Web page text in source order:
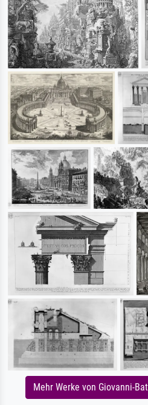
Mehr Werke von Giovanni-